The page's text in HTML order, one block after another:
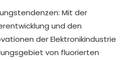
Mit der
und den
der Elektronikindustrie
von fluorierten